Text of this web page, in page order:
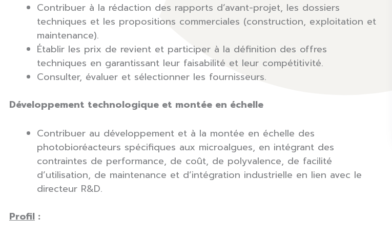
Contribuer à la rédaction des rapports d’avant-projet, les dossiers
techniques et les propositions commerciales (construction, exploitation et
maintenance).
Établir les prix de revient et participer à la définition des offres
techniques en garantissant leur faisabilité et leur compétitivité.
Consulter, évaluer et sélectionner les fournisseurs.
Développement technologique et montée en échelle
Contribuer au développement et à la montée en échelle des
photobioréacteurs spécifiques aux microalgues, en intégrant des
contraintes de performance, de coût, de polyvalence, de facilité
d’utilisation, de maintenance et d’intégration industrielle en lien avec le
directeur R&D.
Profil :